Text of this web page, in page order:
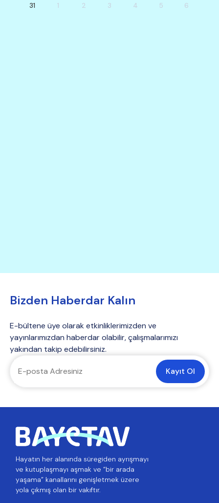
31 1 2 3 4 5 6
Bizden Haberdar Kalın
E-bültene üye olarak etkinliklerimizden ve
yayınlarımızdan haberdar olabilir, çalışmalarımızı
yakından takip edebilirsiniz.
Kayıt Ol
Hayatın her alanında süregiden ayrışmayı
ve kutuplaşmayı aşmak ve “bir arada
yaşama” kanallarını genişletmek üzere
yola çıkmış olan bir vakıftır.